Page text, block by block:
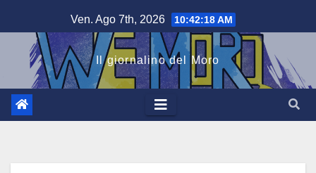
al
contenuto
Ven. Ago 7th, 2026 10:42:19 AM
Il giornalino del Moro